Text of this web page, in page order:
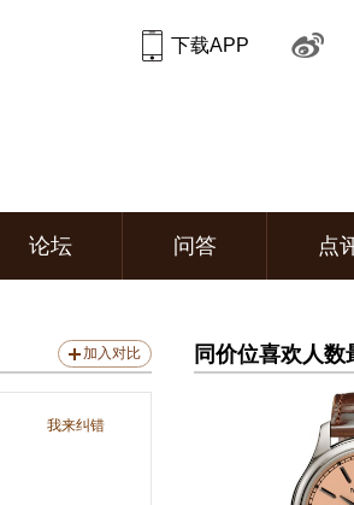
下载APP
论坛 问答 点
加入对比
我来纠错
同价位喜欢人数